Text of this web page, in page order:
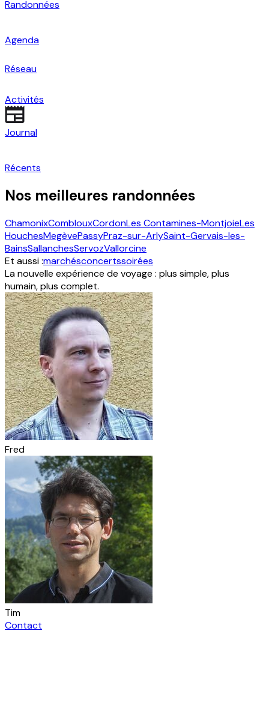
Randonnées
Agenda
Réseau
Activités
Journal
Récents
Nos meilleures randonnées
ChamonixComblouxCordonLes Contamines-MontjoieLes
HouchesMegèvePassyPraz-sur-ArlySaint-Gervais-les-
BainsSallanchesServozVallorcine
Et aussi :marchésconcertssoirées
La nouvelle expérience de voyage : plus simple, plus
humain, plus complet.
Fred
Tim
Contact